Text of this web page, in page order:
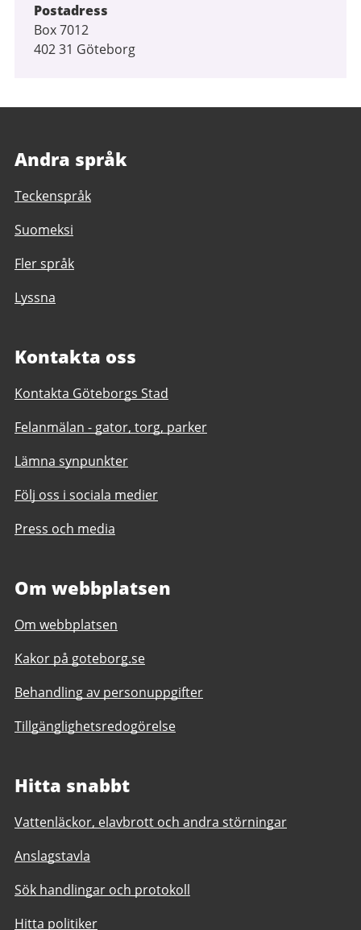
Postadress
Box 7012
402 31 Göteborg
Andra språk
Teckenspråk
Suomeksi
Fler språk
Lyssna
Kontakta oss
Kontakta Göteborgs Stad
Felanmälan - gator, torg, parker
Lämna synpunkter
Följ oss i sociala medier
Press och media
Om webbplatsen
Om webbplatsen
Kakor på goteborg.se
Behandling av personuppgifter
Tillgänglighetsredogörelse
Hitta snabbt
Vattenläckor, elavbrott och andra störningar
Anslagstavla
Sök handlingar och protokoll
Hitta politiker